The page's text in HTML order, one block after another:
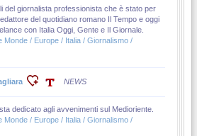
del giornalista professionista che è stato per
del quotidiano romano Il Tempo e oggi
con Italia Oggi, Gente e Il Giornale.
Monde / Europe / Italia / Giornalismo /
NEWS
dedicato agli avvenimenti sul Medioriente.
Monde / Europe / Italia / Giornalismo /